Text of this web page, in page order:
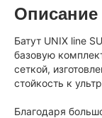
Описание
Батут UNIX line
базовую
сеткой,
стойкость к
Благодаря